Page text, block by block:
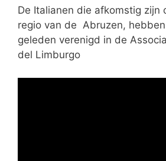
ë
n
De Italianen die afkomstig zijn
regio van de Abruzen,
geleden verenigd in de
del Limburgo